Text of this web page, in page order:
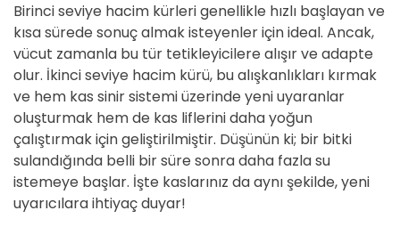
Birinci seviye hacim kürleri genellikle hızlı başlayan ve
kısa sürede sonuç almak isteyenler için ideal. Ancak,
vücut zamanla bu tür tetikleyicilere alışır ve adapte
olur. İkinci seviye hacim kürü, bu alışkanlıkları kırmak
ve hem kas sinir sistemi üzerinde yeni uyaranlar
oluşturmak hem de kas liflerini daha yoğun
çalıştırmak için geliştirilmiştir. Düşünün ki; bir bitki
sulandığında belli bir süre sonra daha fazla su
istemeye başlar. İşte kaslarınız da aynı şekilde, yeni
uyarıcılara ihtiyaç duyar!